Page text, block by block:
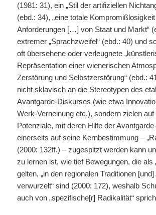
(1981: 31), ein „Stil der artifiziellen
(ebd.: 34), „eine totale
Anforderungen […] von Staat und Markt“
extremer „Sprachzweifel“ (ebd.: 40) und
oft übersehene oder verleugnete
Repräsentation einer wienerischen
Zerstörung und Selbstzerstörung“ (ebd.:
nicht sklavisch an die Stereotypen des
Avantgarde-Diskurses (wie etwa
Werk-Verneinung etc.), sondern zielen
Potenziale, mit deren Hilfe der
einerseits auf seine Kernbestimmung –
(2000: 132ff.) – zugespitzt werden kann
zu lernen ist, wie tief Bewegungen, die als
gelten, „in den regionalen Traditionen
verwurzelt“ sind (2000: 172), weshalb
auch von „spezifische[r] Radikalität“